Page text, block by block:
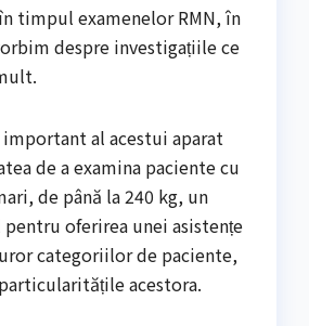
timpul examenelor RMN, în
despre investigațiile ce
al acestui aparat
de a examina paciente cu
de până la 240 kg, un
oferirea unei asistențe
categoriilor de paciente,
acestora.